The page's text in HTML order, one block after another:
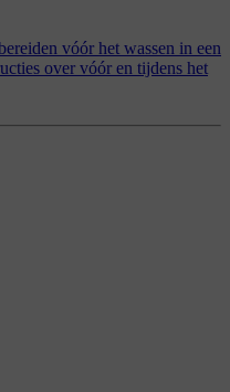
vóór het wassen in een
over vóór en tijdens het